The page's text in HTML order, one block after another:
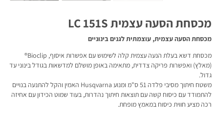
מכסחת הסעה עצמית LC 151S
מכסחת הסעה עצמית, עוצמתית לגנים בינוניים
מכסחת דשא בעלת הנעה עצמית קלה לשימוש עם אפשרות איסוף, Bioclip®
(מאלץ) ואפשרות פריקה צדדית, מתאימה באופן מושלם למדשאות בגודל בינוני עד
גדול.
משטח חיתוך מסיבי פלדה 51 ס"מ ומנוע Husqvarna האמין והקל להתנעה בנויים
להתמודד עם כיסוח קשה עם תוצאות חיתוך נהדרות, בעוד שמוט הכידון עם אחיזה
רכה מציע חווית כיסוח במאמץ מופחת.